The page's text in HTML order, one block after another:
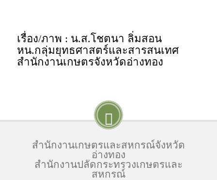
เรื่อง/ภาพ : น.ส.โชตนา ลิ่มสอน
หน.กลุ่มยุทธศาสตร์และสารสนเทศ
สำนักงานเกษตรจังหวัดอ่างทอง
สำนักงานเกษตรและสหกรณ์จังหวัด
อ่างทอง
สำนักงานปลัดกระทรวงเกษตรและ
สหกรณ์